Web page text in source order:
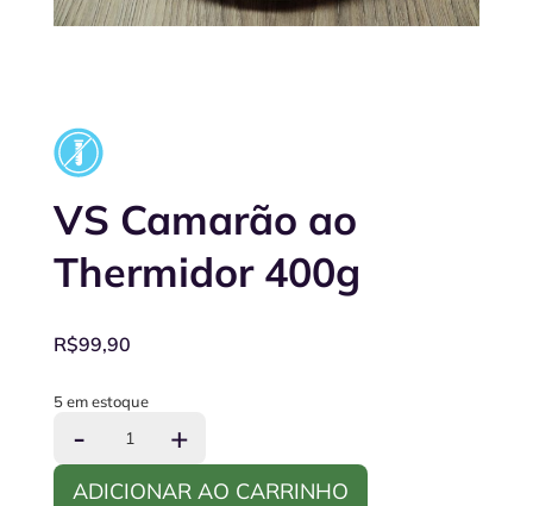
VS Camarão ao
Thermidor 400g
R$99,90
5 em estoque
-
Camarão
ao
Thermidor
+
ADICIONAR AO CARRINHO